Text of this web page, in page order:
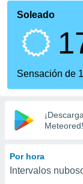
ha sido
calidad.
a este
las
y
digital
basada
Soleado
Sensación de
¡Descarga
Meteored!
Por hora
Intervalos